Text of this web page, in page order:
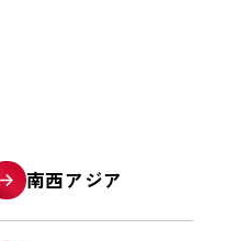
南西アジア